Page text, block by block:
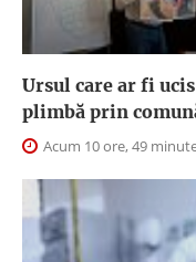
Ursul care ar fi
plimbă prin
Acum 10 ore, 49